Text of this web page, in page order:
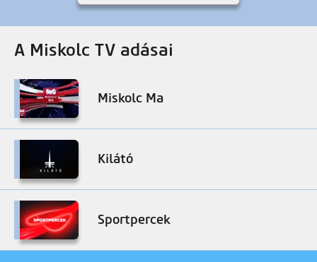
A Miskolc TV adásai
Miskolc Ma
Kilátó
Sportpercek